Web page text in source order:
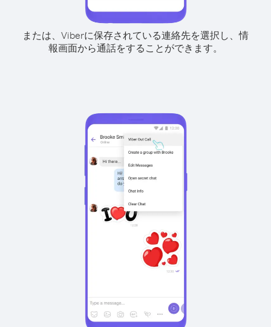
または、Viberに保存されている連絡先を選択し、情
報画面から通話をすることができます。